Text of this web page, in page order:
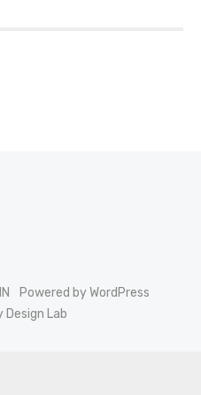
Powered by WordPress
Design Lab